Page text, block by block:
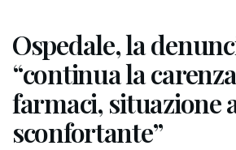
Ospedale, la
“continua la
farmaci, situazione
sconfortante”